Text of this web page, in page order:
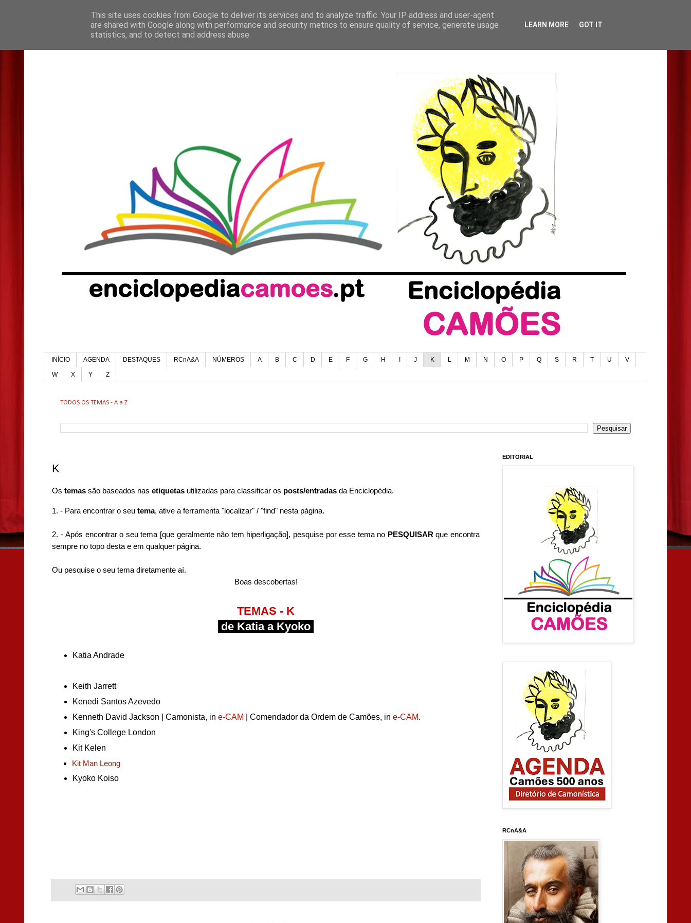
INÍCIO AGENDA DESTAQUES RCnA&A NÚMEROS A B C D E F G H J K L M N O P Q S R T U V
W X Y Z
TODOS OS TEMAS - A a Z
K
Os temas são baseados nas etiquetas utilizadas para classificar os posts/entradas da Enciclopédia.
1. - Para encontrar o seu tema, ative a ferramenta "localizar" / "find" nesta página.
2. -Após encontrar o seu tema [que geralmente não tem hiperligação], pesquise por esse tema no PESQUISARque encontra
sempre no topo desta e em qualquer página.
Ou pesquise o seu tema diretamente aí.
Boas descobertas!
TEMAS - K
de Katia a Kyoko
Katia Andrade
Keith Jarrett
Kenedi Santos Azevedo
Kenneth David Jackson | Camonista, in e-CAM | Comendador da Ordem de Camões, in e-CAM.
King's College London
Kit Kelen
Kit Man Leong
Kyoko Koiso
EDITORIAL
RCnA&A
This site uses cookies from Google to deliver its services and to analyze traffic. Your IP address and user-agent
are shared with Google along with performance and security metrics to ensure quality of service, generate usage
statistics, and to detect and address abuse.
LEARN MORE GOT IT